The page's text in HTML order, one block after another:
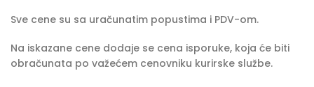
Sve cene su sa uračunatim popustima i PDV-om.
Na iskazane cene dodaje se cena isporuke, koja će biti
obračunata po važećem cenovniku kurirske službe.